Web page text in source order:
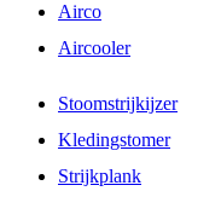
Airco
Aircooler
Stoomstrijkijzer
Kledingstomer
Strijkplank